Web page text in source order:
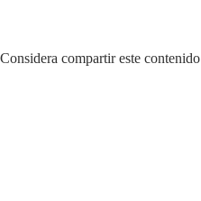
Considera compartir este contenido